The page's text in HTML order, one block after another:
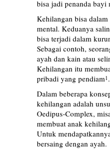
bisa jadi penanda bayi
Kehilangan bisa
mental. Keduanya
bisa terjadi dalam
Sebagai contoh,
ayah dan kain atau
Kehilangan itu
pribadi yang pendiam1 .
Dalam beberapa
kehilangan adalah
Oedipus-Complex,
membuat anak
Untuk
bersaing dengan ayah.